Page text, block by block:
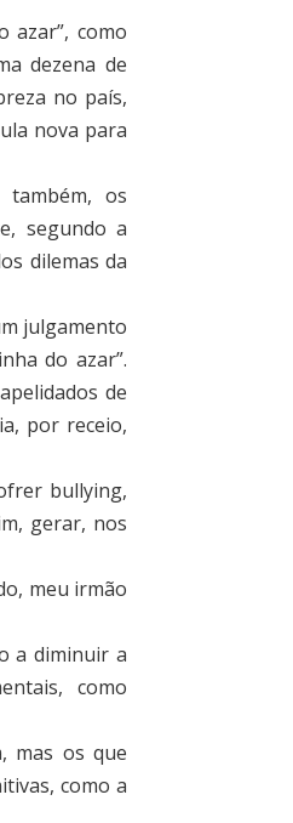
azar”, como
dezena de
no país,
nova para
também, os
segundo a
dilemas da
julgamento
do azar”.
de
por receio,
bullying,
gerar, nos
meu irmão
a diminuir a
como
mas os que
como a